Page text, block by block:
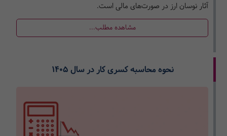
آثار نوسان ارز در صورت‌های مالی است.
مشاهده مطلب...
نحوه محاسبه کسری کار در سال ۱۴۰۵